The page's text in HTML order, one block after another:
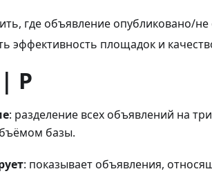
где объявление опубликовано/
эффективность площадок и
Р
: разделение всех объявлений на
базы.
: показывает объявления,